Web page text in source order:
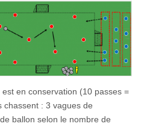
est en conservation (10 passes =
chassent : 3 vagues de
ballon selon le nombre de